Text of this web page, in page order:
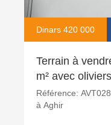
Dinars 420 000
Terrain à
m² avec oliviers
Référence:
à Aghir